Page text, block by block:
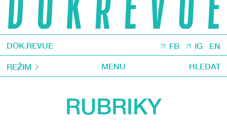
DOK.REVUE FB IG EN
REŽIM MENU HLEDAT
RUBRIKY